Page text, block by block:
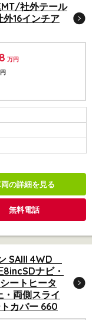
社外テール
16インチア
万円
の詳細を見る
無料電話
SAIII 4WD
ナビ・
ートヒータ
両側スライ
カバー 660